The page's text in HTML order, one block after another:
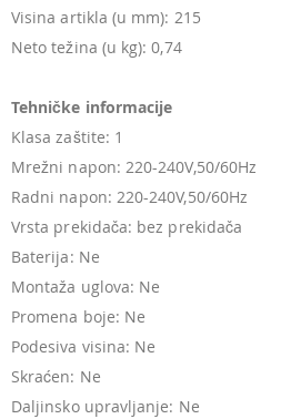
Visina artikla (u mm): 215
Neto težina (u kg): 0,74
Tehničke informacije
Klasa zaštite: 1
Mrežni napon: 220-240V,50/60Hz
Radni napon: 220-240V,50/60Hz
Vrsta prekidača: bez prekidača
Baterija: Ne
Montaža uglova: Ne
Promena boje: Ne
Podesiva visina: Ne
Skraćen: Ne
Daljinsko upravljanje: Ne